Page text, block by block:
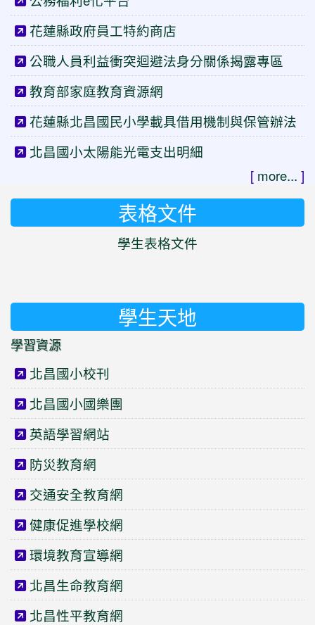
花蓮縣政府員工特約商店
公職人員利益衝突迴避法身分關係揭露專區
教育部家庭教育資源網
花蓮縣北昌國民小學載具借用機制與保管辦法
北昌國小太陽能光電支出明細
[ more... ]
表格文件
學生表格文件
學生天地
學習資源
北昌國小校刊
北昌國小國樂團
英語學習網站
防災教育網
交通安全教育網
健康促進學校網
環境教育宣導網
北昌生命教育網
北昌性平教育網